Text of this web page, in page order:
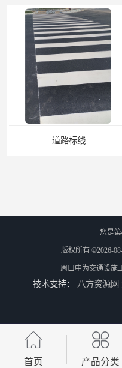
您是第
版权所有 ©2026-
周口中为交通设施
技术支持： 八方资源网
首页 产品分类